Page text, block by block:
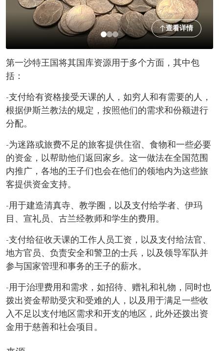
查看详情
第一沙特王国将其国库资源用于多个方面，其中包
括：
-支付给有资格接受天课的人，如穷人和有需要的人，
根据伊斯兰教法的规定，按照他们的需求和份额进行
分配。
-为迷路或旅费不足的旅客提供住宿、食物和一些必要
的资金，以帮助他们返回家乡。这一做法在全国范围
内推广，各地的王子们也会在他们的领地内为这些旅
客提供资金支持。
-用于建造清真寺、教学圈，以及支付给学者、伊玛
目、宣礼员、古兰经教师和学生的费用。
-支付给征收天课的工作人员工资，以及支付给法官、
地方官员、负责安全和警卫的士兵，以及领导军队并
参与国家管理和事务的王子的薪水。
-用于治理费用和需求，如招待、赠礼和礼物，同时也
拨出资金帮助受灾和受难的人，以及用于满足一些收
入不足以支付地区需求和开支的地区，此外还拨出资
金用于慈善和社会项目。